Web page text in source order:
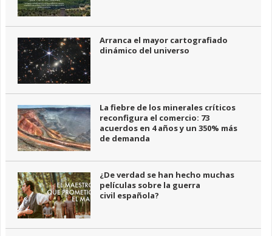
Arranca el mayor cartografiado
dinámico del universo
La fiebre de los minerales críticos
reconfigura el comercio: 73
acuerdos en 4 años y un 350% más
de demanda
¿De verdad se han hecho muchas
películas sobre la guerra
civil española?